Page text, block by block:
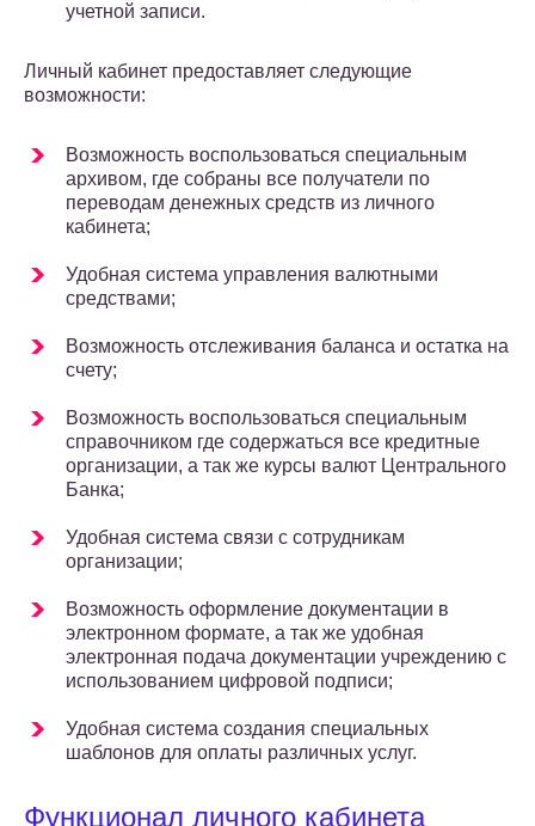
учетной записи.
Личный кабинет предоставляет следующие
возможности:
Возможность воспользоваться специальным
архивом, где собраны все получатели по
переводам денежных средств из личного
кабинета;
Удобная система управления валютными
средствами;
Возможность отслеживания баланса и остатка на
счету;
Возможность воспользоваться специальным
справочником где содержаться все кредитные
организации, а так же курсы валют Центрального
Банка;
Удобная система связи с сотрудникам
организации;
Возможность оформление документации в
электронном формате, а так же удобная
электронная подача документации учреждению с
использованием цифровой подписи;
Удобная система создания специальных
шаблонов для оплаты различных услуг.
Функционал личного кабинета